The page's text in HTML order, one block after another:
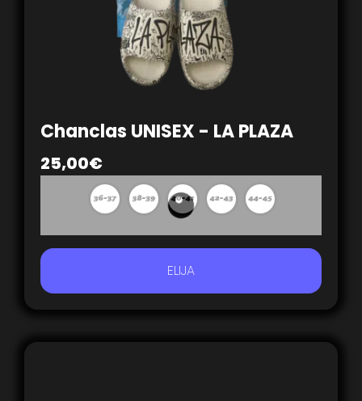
Chanclas UNISEX - LA PLAZA
25,00€
ELIJA